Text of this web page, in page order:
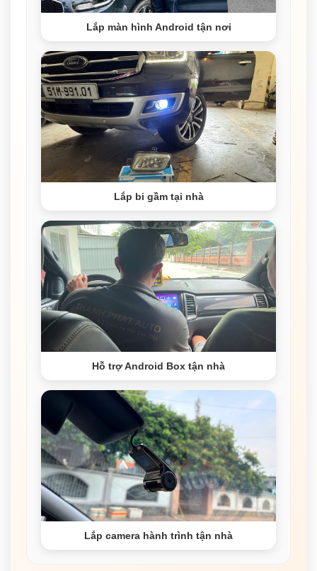
Lắp màn hình Android tận nơi
Lắp bi gầm tại nhà
Hỗ trợ Android Box tận nhà
Lắp camera hành trình tận nhà